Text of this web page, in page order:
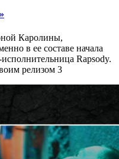
Каролины,
в ее составе начала
Rapsody.
релизом 3